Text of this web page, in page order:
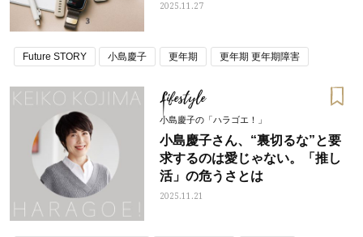
2025.11.27
Future STORY 小島慶子 更年期 更年期 更年期障害
Lifestyle
小島慶子の「ハラゴエ！」
小島慶子さん、“裏切るな”と要
求するのは愛じゃない。「推し
活」の危うさとは
2025.11.21